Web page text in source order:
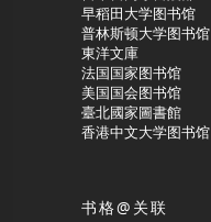
早稻田大学图书馆
普林斯顿大学图书馆
東洋文庫
法国国家图书馆
美国国会图书馆
臺北國家圖書館
香港中文大学图书馆
书格@关联